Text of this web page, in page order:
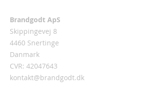
Brandgodt ApS
Skippingevej 8
4460 Snertinge
Danmark
CVR: 42047643
kontakt@brandgodt.dk